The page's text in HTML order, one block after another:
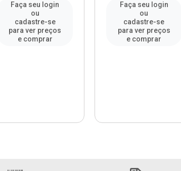
Faça seu login
ou
cadastre-se
para ver preços
e comprar
Faça seu login
ou
cadastre-se
para ver preços
e comprar